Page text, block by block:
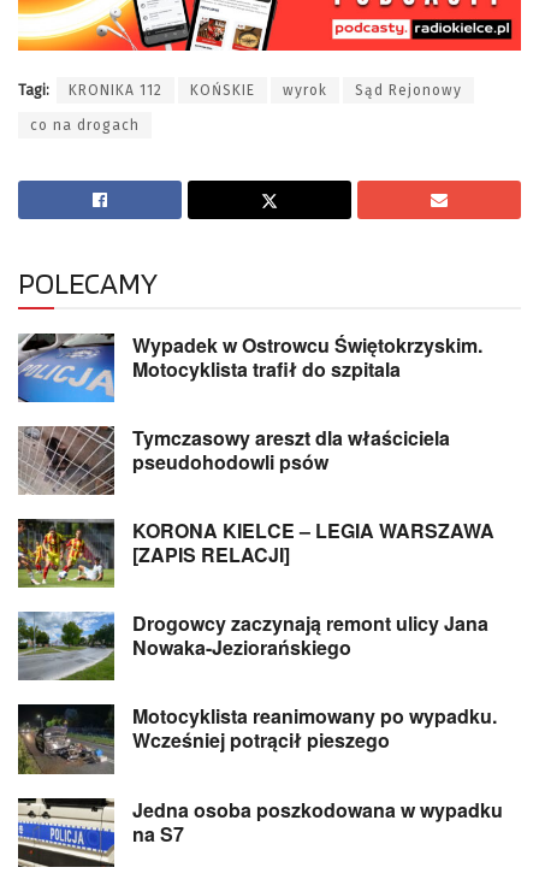
Tagi: KRONIKA 112 KOŃSKIE wyrok Sąd Rejonowy
co na drogach
POLECAMY
Wypadek w Ostrowcu Świętokrzyskim.
Motocyklista trafił do szpitala
Tymczasowy areszt dla właściciela
pseudohodowli psów
KORONA KIELCE – LEGIA WARSZAWA
[ZAPIS RELACJI]
Drogowcy zaczynają remont ulicy Jana
Nowaka-Jeziorańskiego
Motocyklista reanimowany po wypadku.
Wcześniej potrącił pieszego
Jedna osoba poszkodowana w wypadku
na S7